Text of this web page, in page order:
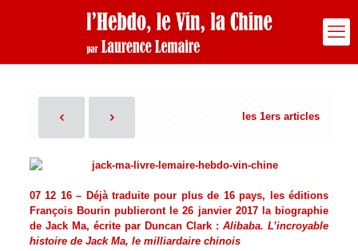
les 1ers articles
07 12 16 – Déjà traduite pour plus de 16 pays, les éditions
François Bourin publieront le 26 janvier 2017 la biographie
de Jack Ma, écrite par Duncan Clark :Alibaba. L’incroyable
histoire de Jack Ma, le milliardaire chinois